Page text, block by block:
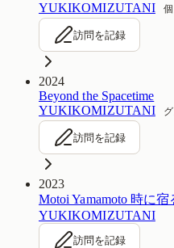
YUKIKOMIZUTANI
訪問を記録
2024
Beyond the Spacetime
YUKIKOMIZUTANI
訪問を記録
2023
Motoi Yamamoto 時に宿
YUKIKOMIZUTANI
訪問を記録